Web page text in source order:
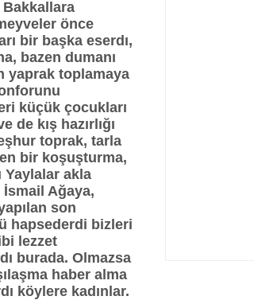
önce
bir başka eserdı,
bazen dumanı
yaprak toplamaya
küçük çocukları
de kış hazırlığı
toprak, tarla
bir koşuşturma,
Yaylalar akla
İsmail Ağaya,
son
hapsederdi bizleri
lezzet
burada. Olmazsa
haber alma
köylere kadınlar.